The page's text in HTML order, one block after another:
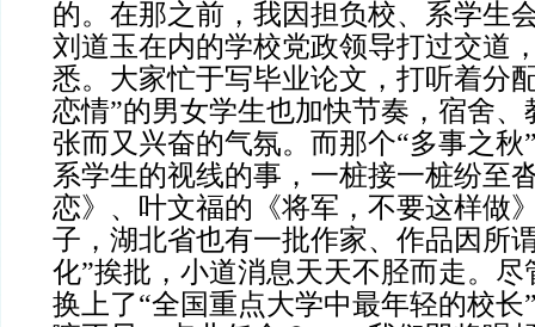
的。在那之前，我因担负校、系学生
刘道玉在内的学校党政领导打过交道
悉。大家忙于写毕业论文，打听着分
恋情”的男女学生也加快节奏，宿舍
张而又兴奋的气氛。而那个“多事之秋
系学生的视线的事，一桩接一桩纷至
恋》、叶文福的《将军，不要这样做
子，湖北省也有一批作家、作品因所
化”挨批，小道消息天天不胫而走。
换上了“全国重点大学中最年轻的校长